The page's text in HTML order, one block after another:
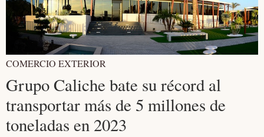
COMERCIO EXTERIOR
Grupo Caliche bate su récord al
transportar más de 5 millones de
toneladas en 2023